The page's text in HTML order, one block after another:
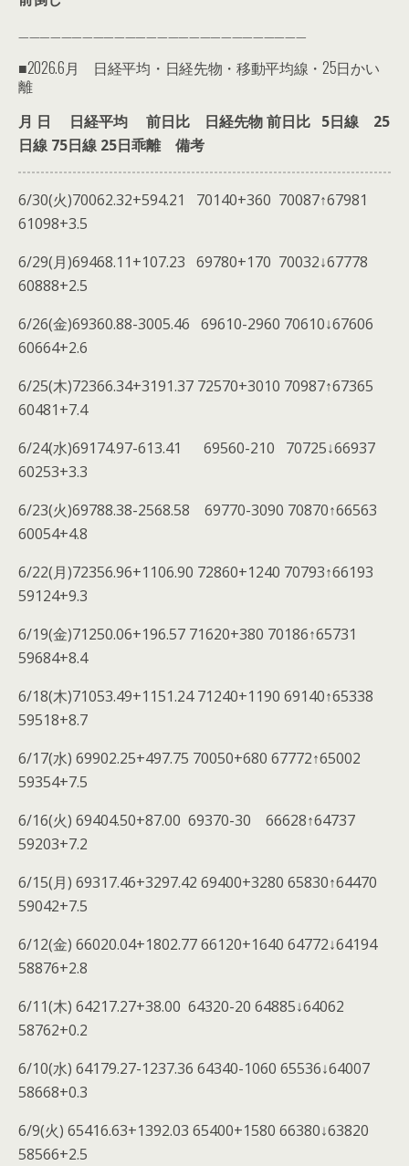
———————————————————————————
■2026.6月 日経平均・日経先物・移動平均線・25日かい
離
月 日 日経平均 前日比 日経先物 前日比 5日線 25
日線 75日線 25日乖離 備考
6/30(火)70062.32+594.21 70140+360 70087↑67981
61098+3.5
6/29(月)69468.11+107.23 69780+170 70032↓67778
60888+2.5
6/26(金)69360.88-3005.46 69610-2960 70610↓67606
60664+2.6
6/25(木)72366.34+3191.37 72570+3010 70987↑67365
60481+7.4
6/24(水)69174.97-613.41 69560-210 70725↓66937
60253+3.3
6/23(火)69788.38-2568.58 69770-3090 70870↑66563
60054+4.8
6/22(月)72356.96+1106.90 72860+1240 70793↑66193
59124+9.3
6/19(金)71250.06+196.57 71620+380 70186↑65731
59684+8.4
6/18(木)71053.49+1151.24 71240+1190 69140↑65338
59518+8.7
6/17(水) 69902.25+497.75 70050+680 67772↑65002
59354+7.5
6/16(火) 69404.50+87.00 69370-30 66628↑64737
59203+7.2
6/15(月) 69317.46+3297.42 69400+3280 65830↑64470
59042+7.5
6/12(金) 66020.04+1802.77 66120+1640 64772↓64194
58876+2.8
6/11(木) 64217.27+38.00 64320-20 64885↓64062
58762+0.2
6/10(水) 64179.27-1237.36 64340-1060 65536↓64007
58668+0.3
6/9(火) 65416.63+1392.03 65400+1580 66380↓63820
58566+2.5